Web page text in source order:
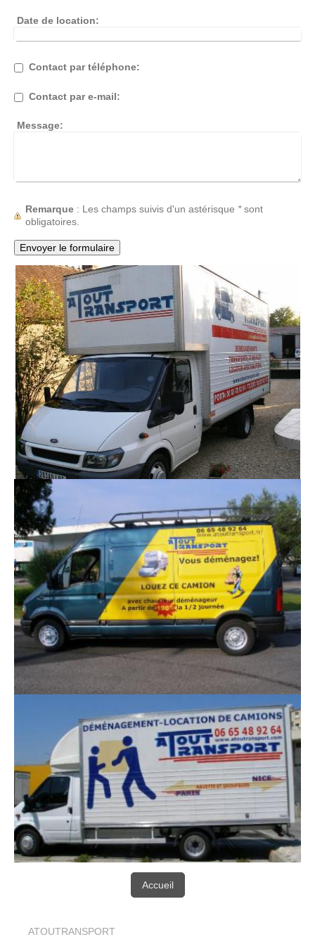
Date de location:
Contact par téléphone:
Contact par e-mail:
Message:
Remarque : Les champs suivis d'un astérisque *sont
obligatoires.
Accueil
ATOUTRANSPORT